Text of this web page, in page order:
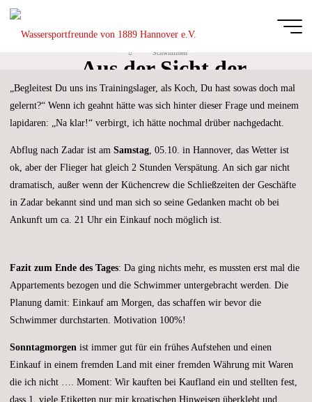
Zum
von 1889
Hannover e.V.
DIE
GANZE
SCHWIMM-
UND
Trainingslager Zadar 2019
– Aus der Sicht der
Küchencrew
Schwimmen
„Begleitest Du uns ins Trainingslager, als Koch, Du hast sowas doch mal
gelernt?“ Wenn ich geahnt hätte was sich hinter dieser Frage und meinem
lapidaren: „Na klar!“ verbirgt, ich hätte nochmal drüber nachgedacht.
Abflug nach Zadar ist amSamstag, 05.10. in Hannover, das Wetter ist
ok, aber der Flieger hat gleich 2 Stunden Verspätung. An sich gar nicht
dramatisch, außer wenn der Küchencrew die Schließzeiten der Geschäfte
in Zadar bekannt sind und man sich so seine Gedanken macht ob bei
Ankunft um ca. 21 Uhr ein Einkauf noch möglich ist.
Fazit zum Ende des Tages: Da ging nichts mehr, es mussten erst mal die
Appartements bezogen und die Schwimmer untergebracht werden. Die
Planung damit: Einkauf am Morgen, das schaffen wir bevor die
Schwimmer durchstarten. Motivation 100%!
Sonntagmorgen ist immer gut für ein frühes Aufstehen und einen
Einkauf in einem fremden Land mit einer fremden Währung mit Waren
die ich nicht …. Moment: Wir kauften bei Kaufland ein und stellten fest,
dass 1. viele Etiketten nur mir kroatischen Hinweisen überklebt und